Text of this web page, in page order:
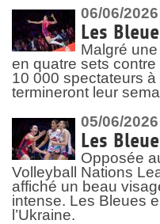
06/06/2026
Les
Malgré
en quatre sets
10 000 spectateurs
termineront leur
05/06/2026
Les
Opposée
Volleyball Nations
affiché un beau
intense. Les Bleues
l’Ukraine.